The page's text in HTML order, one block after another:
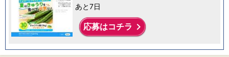
あと7日
応募はコチラ keyboard_arrow_right